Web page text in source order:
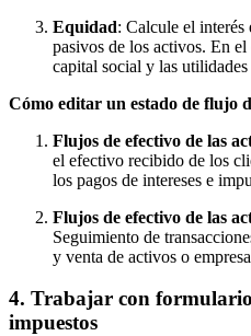
Equidad: Calcule el interés
pasivos de los activos. En
capital social y las utilidades
Cómo editar un estado de flujo
Flujos de efectivo de las
el efectivo recibido de los
los pagos de intereses e
Flujos de efectivo de las
Seguimiento de
y venta de activos o
4. Trabajar con
impuestos